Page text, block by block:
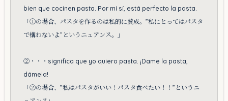
bien que cocinen pasta. Por mí sí, está perfecto la pasta.
「①の場合、パスタを作るのは私的に賛成。”私にとってはパスタ
で構わないよ”というニュアンス。」
②・・・significa que yo quiero pasta. ¡Dame la pasta,
dámela!
「②の場合、”私はパスタがいい！パスタ食べたい！！”というニ